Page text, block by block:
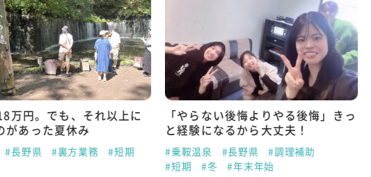
万円。でも、それ以上に
があった夏休み
#長野県 #裏方業務 #短期
「やらない後悔よりやる後悔」きっ
と経験になるから大丈夫！
#乗鞍温泉 #長野県
#調理補助
#短期
#冬 #年末年始